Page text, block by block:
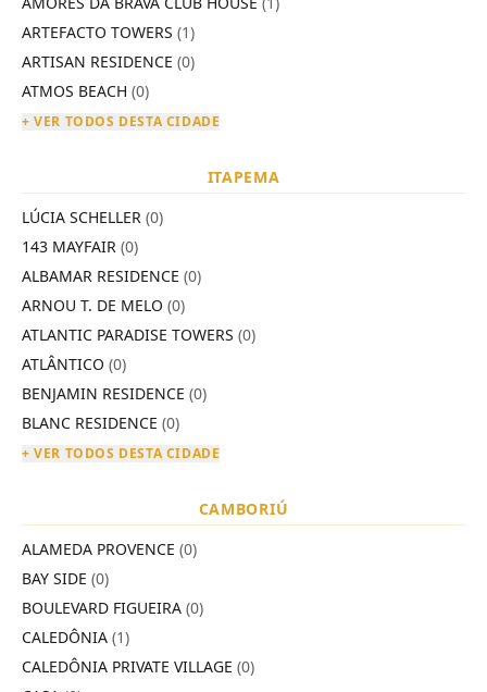
ARTEFACTO TOWERS (1)
ARTISAN RESIDENCE (0)
ATMOS BEACH (0)
+ VER TODOS DESTA CIDADE
ITAPEMA
LÚCIA SCHELLER (0)
143 MAYFAIR (0)
ALBAMAR RESIDENCE (0)
ARNOU T. DE MELO (0)
ATLANTIC PARADISE TOWERS (0)
ATLÂNTICO (0)
BENJAMIN RESIDENCE (0)
BLANC RESIDENCE (0)
+ VER TODOS DESTA CIDADE
CAMBORIÚ
ALAMEDA PROVENCE (0)
BAY SIDE (0)
BOULEVARD FIGUEIRA (0)
CALEDÔNIA (1)
CALEDÔNIA PRIVATE VILLAGE (0)